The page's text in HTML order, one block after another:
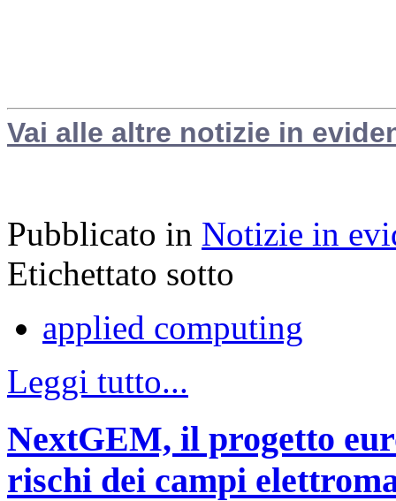
Vai alle altre notizie in
Pubblicato in Notizie in
Etichettato sotto
applied computing
Leggi tutto...
NextGEM, il progetto
rischi dei campi